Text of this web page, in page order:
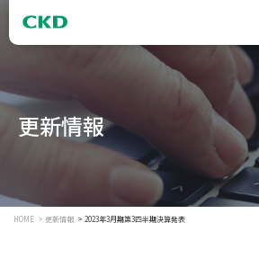
更新情報
HOME 更新情報 2023年3月期第3四半期決算発表